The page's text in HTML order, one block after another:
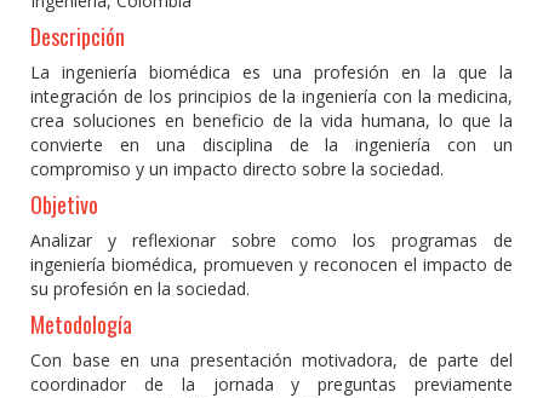
Descripción
La ingeniería biomédica es una profesión en la que la
integración de los principios de la ingeniería con la medicina,
crea soluciones en beneficio de la vida humana, lo que la
convierte en una disciplina de la ingeniería con un
compromiso y un impacto directo sobre la sociedad.
Objetivo
Analizar y reflexionar sobre como los programas de
ingeniería biomédica, promueven y reconocen el impacto de
su profesión en la sociedad.
Metodología
Con base en una presentación motivadora, de parte del
coordinador de la jornada y preguntas previamente